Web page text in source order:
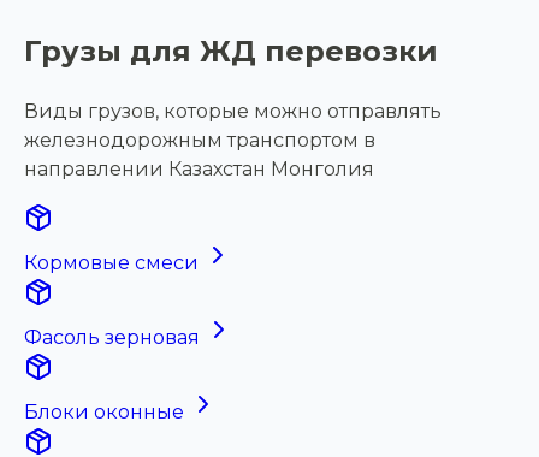
Грузы для ЖД перевозки
Виды грузов, которые можно отправлять
железнодорожным транспортом в
направлении Казахстан Монголия
Кормовые смеси
Фасоль зерновая
Блоки оконные